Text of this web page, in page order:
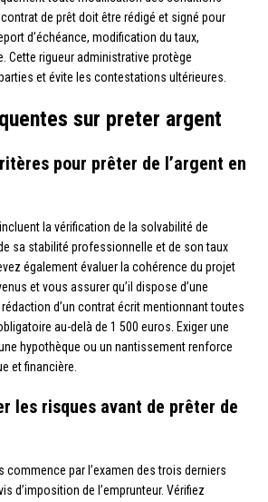
de prêt doit être rédigé et signé pour
d’échéance, modification du taux,
Cette rigueur administrative protège
et évite les contestations ultérieures.
sur preter argent
pour prêter de l’argent en
la vérification de la solvabilité de
de sa stabilité professionnelle et de son taux
également évaluer la cohérence du projet
et vous assurer qu’il dispose d’une
d’un contrat écrit mentionnant toutes
au-delà de 1 500 euros. Exiger une
hypothèque ou un nantissement renforce
et financière.
les risques avant de prêter de
commence par l’examen des trois derniers
d’imposition de l’emprunteur. Vérifiez